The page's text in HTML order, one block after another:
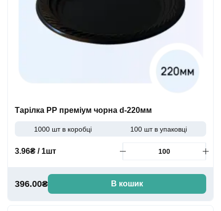
Тарілка PP преміум чорна d-220мм
1000 шт в коробці 100 шт в упаковці
3.96₴ / 1шт
396.00₴ В кошик